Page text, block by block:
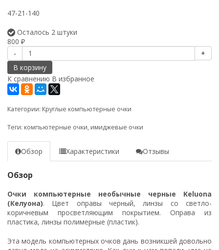
47-21-140
Осталось 2 штуки
800 ₽
-
+
В корзину
К сравнению В избранное
Категории: Круглые компьютерные очки
Теги: компьютерные очки, имиджевые очки
Обзор Характеристики Отзывы
Обзор
Очки компьютерные необычные черные Keluona
(Келуона). Цвет оправы черный, линзы со светло-
коричневым просветляющим покрытием. Оправа из
пластика, линзы полимерные (пластик).
Эта модель компьютерных очков дань возникшей довольно